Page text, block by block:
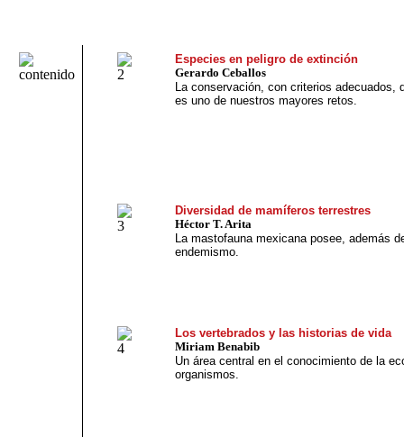
Especies en peligro de extinción
Gerardo Ceballos
La conservación, con criterios
es uno de nuestros mayores retos.
Diversidad de mamíferos terrestres
Héctor T. Arita
La mastofauna mexicana posee, además
endemismo.
Los vertebrados y las historias de vida
Miriam Benabib
Un área central en el conocimiento de la
organismos.